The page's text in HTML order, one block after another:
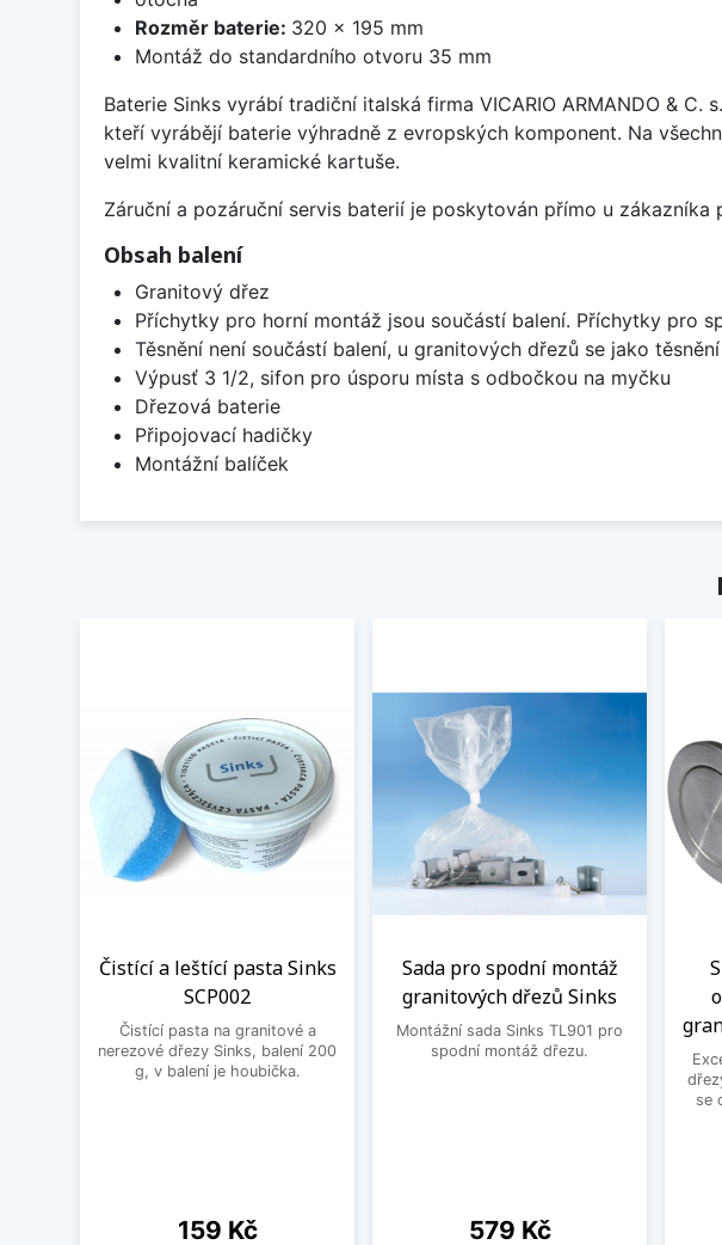
Rozměr baterie: 320 x 195 mm
Montáž do standardního otvoru 35 mm
Baterie Sinks vyrábí tradiční italská firma VICARIO ARMANDO &
kteří vyrábějí baterie výhradně z evropských komponent. Na
velmi kvalitní keramické kartuše.
Záruční a pozáruční servis baterií je poskytován přímo u zákazníka
Obsah balení
Granitový dřez
Příchytky pro horní montáž jsou součástí balení. Příchytky pro
Těsnění není součástí balení, u granitových dřezů se jako
Výpusť 3 1/2, sifon pro úsporu místa s odbočkou na myčku
Dřezová baterie
Připojovací hadičky
Montážní balíček
Čistící a leštící pasta Sinks
SCP002
Čistící pasta na granitové a
nerezové dřezy Sinks, balení 200
g, v balení je houbička.
Cena
159 Kč
Sada pro spodní montáž
granitových dřezů Sinks
Montážní sada Sinks TL901 pro
spodní montáž dřezu.
Cena
579 Kč
se